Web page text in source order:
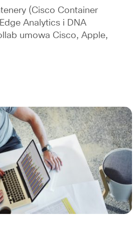
(Cisco Container
Analytics i DNA
umowa Cisco, Apple,